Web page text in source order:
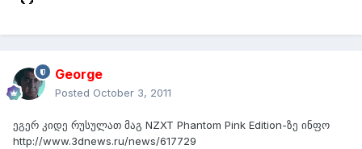
George
Posted October 3, 2011
ეგერ კიდე რუსულათ მაგ NZXT Phantom Pink Edition-ზე ინფო
http://www.3dnews.ru/news/617729